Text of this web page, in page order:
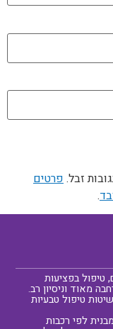
פרטים
.
טיפול בפציעות
מאוד וניסיון רב.
טיפול טבעיות
לפי רכבות